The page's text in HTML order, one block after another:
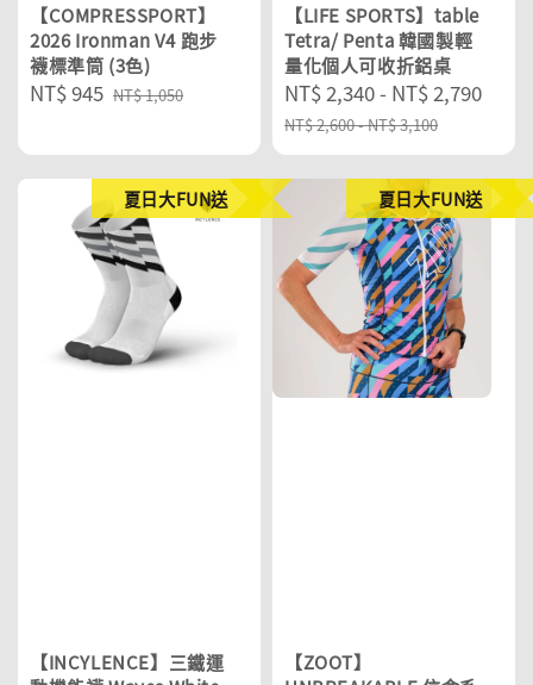
【COMPRESSPORT】
2026 Ironman V4 跑步
襪標準筒 (3色)
Sale
NT$ 945 Regular
NT$ 1,050
【LIFE SPORTS】table
Tetra/ Penta 韓國製輕
量化個人可收折鋁桌
Sale
price
NT$ 2,340- NT$ 2,790
NT$ 2,600-NT$ 3,100
夏日大FUN送
【INCYLENCE】三鐵運
夏日大FUN送
【ZOOT】